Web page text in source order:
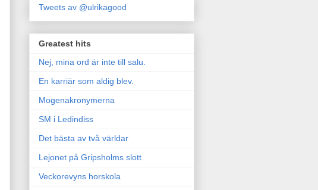
Tweets av @ulrikagood
Greatest hits
Nej, mina ord är inte till salu.
En karriär som aldig blev.
Mogenakronymerna
SM i Ledindiss
Det bästa av två världar
Lejonet på Gripsholms slott
Veckorevyns horskola